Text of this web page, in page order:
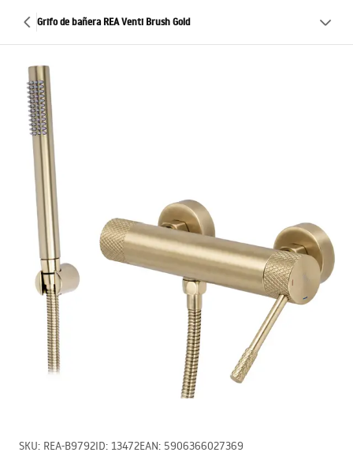
Grifo de bañera REA Venti Brush Gold
SKU: REA-B9792ID: 13472EAN: 5906366027369